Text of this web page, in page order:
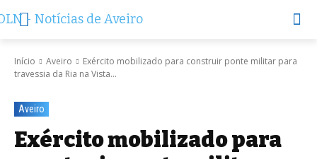
Início Aveiro
Exército mobilizado para construir ponte militar para
travessia da Ria na Vista...
Aveiro
Exército mobilizado para